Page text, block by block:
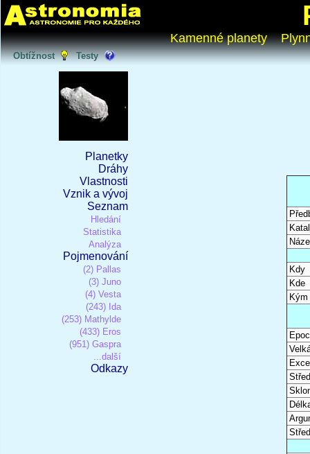
Kamenné planety
Obtížnost Testy
Planetky
Dráhy
Vlastnosti
Vznik a vývoj
Seznam
Hledání
Statistika
Analýza
Pojmenování
(2) Pallas
(3) Juno
(4) Vesta
(243) Ida
(253) Mathylde
(433) Eros
(951) Gaspra
...další
Odkazy
Kdy
Kde
Kým